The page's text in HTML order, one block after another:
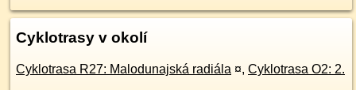
Cyklotrasy v okolí
Cyklotrasa R27: Malodunajská radiála ¤, Cyklotrasa O2: 2.